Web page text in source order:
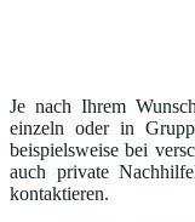
Je nach Ihrem
einzeln oder in
beispielsweise bei
auch private
kontaktieren.